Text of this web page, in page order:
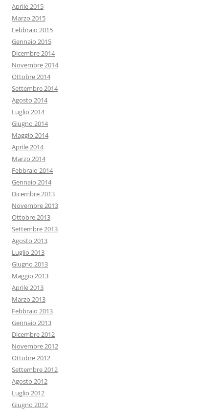
Aprile 2015
Marzo 2015
Febbraio 2015
Gennaio 2015
Dicembre 2014
Novembre 2014
Ottobre 2014
Settembre 2014
Agosto 2014
Luglio 2014
Giugno 2014
Maggio 2014
Aprile 2014
Marzo 2014
Febbraio 2014
Gennaio 2014
Dicembre 2013
Novembre 2013
Ottobre 2013
Settembre 2013
Agosto 2013
Luglio 2013
Giugno 2013
Maggio 2013
Aprile 2013
Marzo 2013
Febbraio 2013
Gennaio 2013
Dicembre 2012
Novembre 2012
Ottobre 2012
Settembre 2012
Agosto 2012
Luglio 2012
Giugno 2012